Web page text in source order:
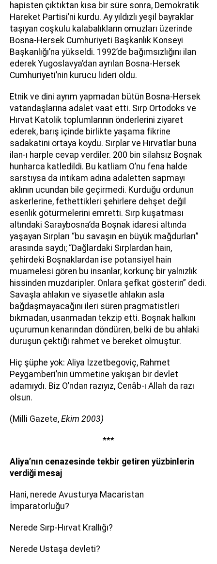
hapisten çıktıktan kısa bir süre sonra, Demokratik
Hareket Partisi’ni kurdu. Ay yıldızlı yeşil bayraklar
taşıyan coşkulu kalabalıkların omuzları üzerinde
Bosna-Hersek Cumhuriyeti Başkanlık Konseyi
Başkanlığı’na yükseldi. 1992’de bağımsızlığını ilan
ederek Yugoslavya’dan ayrılan Bosna-Hersek
Cumhuriyeti’nin kurucu lideri oldu.
Etnik ve dini ayrım yapmadan bütün Bosna-Hersek
vatandaşlarına adalet vaat etti. Sırp Ortodoks ve
Hırvat Katolik toplumlarının önderlerini ziyaret
ederek, barış içinde birlikte yaşama fikrine
sadakatini ortaya koydu. Sırplar ve Hırvatlar buna
ilan-ı harple cevap verdiler. 200 bin silahsız Boşnak
hunharca katledildi. Bu katliam O’nu fena halde
sarstıysa da intikam adına adaletten sapmayı
aklının ucundan bile geçirmedi. Kurduğu ordunun
askerlerine, fethettikleri şehirlere dehşet değil
esenlik götürmelerini emretti. Sırp kuşatması
altındaki Saraybosna’da Boşnak idaresi altında
yaşayan Sırpları “bu savaşın en büyük mağdurları”
arasında saydı; “Dağlardaki Sırplardan hain,
şehirdeki Boşnaklardan ise potansiyel hain
muamelesi gören bu insanlar, korkunç bir yalnızlık
hissinden muzdaripler. Onlara şefkat gösterin” dedi.
Savaşla ahlakın ve siyasetle ahlakın asla
bağdaşmayacağını ileri süren pragmatistleri
bıkmadan, usanmadan tekzip etti. Boşnak halkını
uçurumun kenarından döndüren, belki de bu ahlaki
duruşun çektiği rahmet ve bereket olmuştur.
Hiç şüphe yok: Aliya İzzetbegoviç, Rahmet
Peygamberi’nin ümmetine yakışan bir devlet
adamıydı. Biz O’ndan razıyız, Cenâb-ı Allah da razı
olsun.
(Milli Gazete, Ekim 2003)
***
Aliya’nın cenazesinde tekbir getiren yüzbinlerin
verdiği mesaj
Hani, nerede Avusturya Macaristan
İmparatorluğu?
Nerede Sırp-Hırvat Krallığı?
Nerede Ustaşa devleti?